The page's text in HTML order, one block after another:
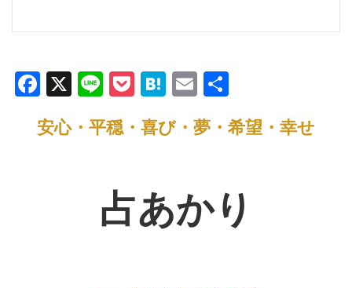
F
c
X
Li
e
P
ck
H
e
E
ail
安心・平穏・喜び・夢・希望・幸せ
占あかり